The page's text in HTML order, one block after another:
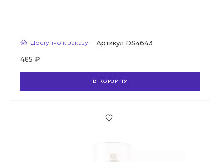
Доступно к заказу Артикул DS4643
485 ₽
В КОРЗИНУ